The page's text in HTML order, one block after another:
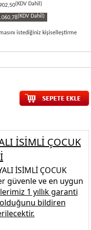
(KDV Dahil)
(KDV Dahil)
istediğiniz kişiselleştirme
İSİMLİ ÇOCUK
İSİMLİ ÇOCUK
güvenle ve en uygun
1 yıllık garanti
olduğunu bildiren